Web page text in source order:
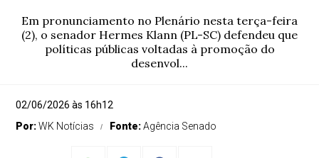
Em pronunciamento no Plenário nesta terça-feira
(2), o senador Hermes Klann (PL-SC) defendeu que
políticas públicas voltadas à promoção do
desenvol...
02/06/2026 às 16h12
Por:WK Notícias Fonte:Agência Senado